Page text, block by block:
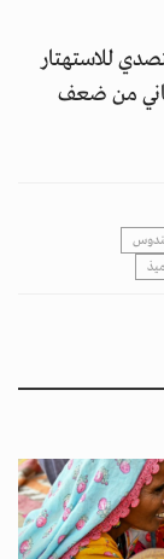
للاستهتار
من ضعف